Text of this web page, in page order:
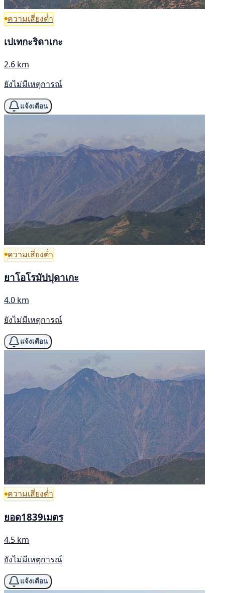
ความเสี่ยงต่ำ
เปเทกะริดาเกะ
2.6 km
ยังไม่มีเหตุการณ์
แจ้งเตือน
ความเสี่ยงต่ำ
ยาโอโรมัปปุดาเกะ
4.0 km
ยังไม่มีเหตุการณ์
แจ้งเตือน
ความเสี่ยงต่ำ
ยอด1839เมตร
4.5 km
ยังไม่มีเหตุการณ์
แจ้งเตือน